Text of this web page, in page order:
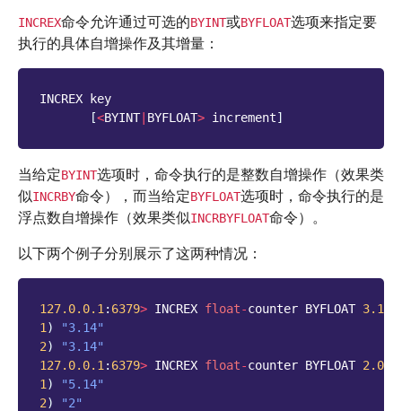
INCREX命令允许通过可选的BYINT或BYFLOAT选项来指定要
执行的具体自增操作及其增量：
INCREX
key
[<BYINT| BYFLOAT> increment]
当给定BYINT选项时，命令执行的是整数自增操作（效果类
似INCRBY命令），而当给定BYFLOAT选项时，命令执行的是
浮点数自增操作（效果类似INCRBYFLOAT命令）。
以下两个例子分别展示了这两种情况：
127.0.0.1: 6379> INCREX float-counter BYFLOAT 3.14
1)
"3.14"
2)
"3.14"
127.0.0.1: 6379> INCREX float-counter BYFLOAT 2.0
1)
"5.14"
2) "2"